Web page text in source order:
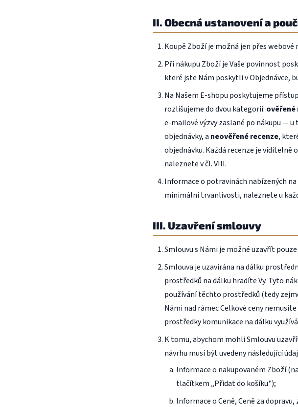
II. Obecná ustanovení a
Koupě Zboží je možná jen přes webové
Při nákupu Zboží je Vaše povinnost
které jste Nám poskytli v Objednávce,
Na Našem E-shopu poskytujeme
rozlišujeme do dvou kategorií: ověřené
e-mailové výzvy zaslané po nákupu —
objednávky, a neověřené recenze,
objednávku. Každá recenze je viditelně
naleznete v čl. VIII.
Informace o potravinách nabízených
minimální trvanlivosti, naleznete u
III. Uzavření smlouvy
Smlouvu s Námi je možné uzavřít pouze
Smlouva je uzavírána na dálku
prostředků na dálku hradíte Vy. Tyto
používání těchto prostředků (tedy
Námi nad rámec Celkové ceny
prostředky komunikace na dálku
K tomu, abychom mohli Smlouvu
návrhu musí být uvedeny následující
Informace o nakupovaném Zboží
tlačítkem „Přidat do košíku");
Informace o Ceně, Ceně za